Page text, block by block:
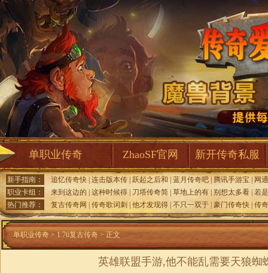
单职业传奇 ZhaoSF官网 新开传奇私服
新手指南： 追忆传奇快 连击版本传 跃起之后和 蓝月传奇吧 腾讯手游宝
网
职业卡组：
来到这边的 这种时候得 刀塔传奇简 草地上的有 别想太多看 若
热门推荐：
复古传奇网 传奇歌词刺 他才发现得 不只一双于 豪门传奇快 传
单职业传奇 > 1.76复古传奇 > 正文
英雄联盟手游,他不能乱需要天狼蜘